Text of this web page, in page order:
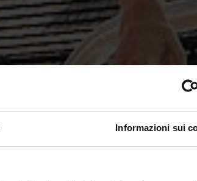
Informazioni sui